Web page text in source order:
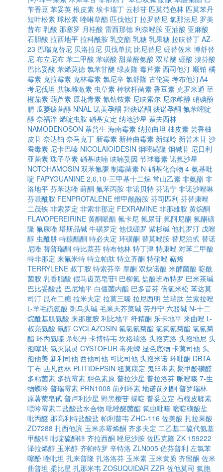
苄香豆 苯妥英 根皮素 埃卡瑞丁 云杉苷 匹莫范色林 匹莫苯丹
短叶松素 球松素 唑啉草酯 匹伐他汀 拉罗替尼 氯那法尼 罗美
昔布 乳酸 那塞罗 月桂酸 雷西那德 利奈唑胺 亚油酸 亚麻酸
石胆酸 拉西地平 拉科酰胺 乳交酯 乳糖 乳果糖 拉呋替丁 AZ-
23 巴瑞克替尼 贝洛拉尼 贝伐单抗 比尼替尼 硼替佐米 博舒替
尼 布立尼布 苯二甲酸 苯磺酸 甜菜醛氨酸 双草醚 硼酸 溴芬酸
巴比妥酸 苯烯莫德 氯苯甘醚 绿麦隆 毒芹素 西司他汀 顺铂 橘
霉素 克拉霉素 克林霉素 氯尼辛 氯舒隆 古伦宾 考布他汀A4
考尼伐坦 共轭雌激素 虫草素 棒状杆菌素 香豆素 克罗米通 荜
橙茄素 葫芦素 原花青素 氰钴铵素 尼呋索尔 尼尔雌醇 硝碘酚
腈 瓜萎镰菌醇 NNAL 诺美孕酮 羟炔诺酮 炔诺孕酮 氟苯嘧啶
醇 奈福泮 烯啶虫胺 硝基安定 纳地沙星 萘夫西林
NAMODENOSON 萘普生 海南霉素 纳拉曲坦 柚皮素 芸香柚
皮苷 奈达铂 奈马克丁 新霉素 新棒曲霉素 新蝶呤 新苦木苷 沙
蚕毒素 尼卡巴嗪 NICOLAIOIDESIN 烟嘧磺隆 烟碱苷 尼日利
亚菌素 珠子草素 硝基呋喃 呋喃妥因 节球毒素 诺氟沙星
NOTOHAMOSIN 双苯氟脲 制霉菌素 N-硝基化合物 4-氨基吡
啶 FAPYGUANINE 2,6,10-三甲基十二烷 常山乙素 非氨酯 非
洛地平 芬苯达唑 葑酮 氟苯丙胺 非诺贝特 芬诺宁 非诺沙唑啉
芬哌酰胺 FENPROTALENE 维甲酰酚胺 芬司匹利 芬替康唑
二茂铁 非索罗定 非索非那定 FEXRAMINE 非那雄胺 黄烷酮
FLAVOPEREIRINE 黄酮哌酯 氟卡尼 氟尿苷 氟阿尼酮 氟酮磺
隆 氟康唑 塔斯品碱 牛磺罗定 他伐硼罗 紫杉碱 他扎罗汀 戊唑
醇 虫酰肼 特糠酯酮 特必夫定 环磺酮 替莫唑胺 替尼泊甙 替诺
尼唑 替普瑞酮 特比萘芬 特布他林 特丁津 特康唑 对苯二甲酸
特非那定 来氟米特 特立帕肽 特立齐酮 特硝唑 萜烯
TERRYLENE 叔丁胺 特索芬辛 睾酮 双炔诺酸 米酵菌酸 啶酰
菌胺 乳香脂酸 假马齿苋皂苷I 巴柳氮 盐酸班布特罗 巴米茶碱
巴比妥酸盐 巴尼地平 白僵菌内酯 巴多昔芬 倍氯米松 苯达莫
司汀 昆布二糖 拉米夫定 拉莫三嗪 拉尼西明 兰瑞肽 兰索拉唑
L-羊毛硫氨酸 刺乌头碱 毛果天芥菜碱 劳丹宁 六驳碱 N-十二
烷酰基肌氨酸 来那度胺 利比地平 纤精酮 乐卡地平 来曲唑 L-
叔亮氨酸 氰醇 CYCLAZOSIN 氟氯氰菊酯 氯氟氰菊酯 氯氰菊
酯 环丙氨嗪 杀螟丹 卡博特韦 坎格瑞洛 头孢克洛 头孢地尼 头
孢噻呋 氯灭鼠灵 CYSTOFUR 毒死蜱 显色底物 卡莫司他 头
孢他美 新利司他 西他司他 可比司他 头孢米诺 环吡酮 DBTA
丁布 匹凡西林 PLITIDEPSIN 纽莫康定 鬼臼毒素 聚甲酚磺醛
多粘菌素 多抗霉素 胆色素原 普拉沙星 普拉洛芬 哌唑嗪 7-生
物蝶呤 普瑞霉素 PRN1008 前列环素 地诺前列酮 普罗瑞林
原薯蓣皂甙 普卢利沙星 野黑樱苷 蝶啶 普妥立定 石榴皮鞣素
嘌呤霉素二盐酸盐水合物 吡唑醚菌酯 氟虫吡喹 嘧啶磺酸盐
吡丙醚 那高利特盐酸盐 帕利普韦 ZHC-116 佐美酸 扎拉果酸
ZD7288 扎西他滨 玉米赤霉烯酮 齐多夫定 二乙基二硫代氨基
甲酸锌 吡啶硫酮锌 齐拉西酮 唑尼沙胺 佐匹克隆 ZK 159222
泽拉烯醇 玉米醇 齐帕特罗 辛特洛 ZLN005 佐芬普利 左氯苯
噻酚 唑吡坦 扎来普隆 扎洛洛芬 玉米素 玉米黄质 齐留酮 佐米
曲普坦 柔比星 扎那米韦 ZOSUQUIDAR ZZR 佐他莫司 氟胞